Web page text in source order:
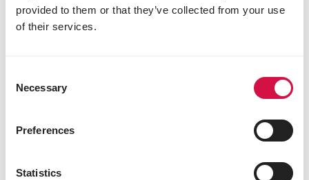
provided to them or that they’ve collected from your use
of their services.
Selection
Necessary
Preferences
Statistics